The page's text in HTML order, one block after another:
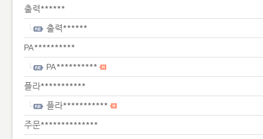
출력******
출력******
PA**********
PA**********
플라***********
플라***********
주문**************